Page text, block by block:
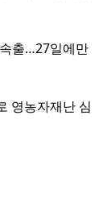
속출…27일에만
영농자재난 심